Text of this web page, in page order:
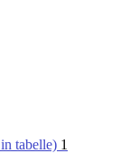
tabelle) 1